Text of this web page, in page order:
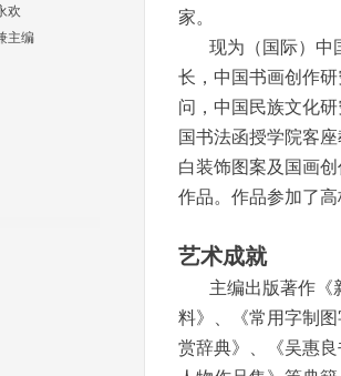
欢
主编
家。
现为（国际）中国
长，中国书画创作
问，中国民族文化
国书法函授学院客
白装饰图案及国画
作品。作品参加了
艺术成就
主编出版著作《新
料》、《常用字制
赏辞典》、《吴惠